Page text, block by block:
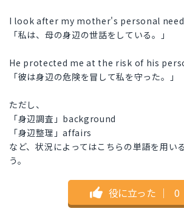
I look after my mother's personal
「私は、母の身辺の世話をしている。」
He protected me at the risk of his
「彼は身辺の危険を冒して私を守った。」
ただし、
「身辺調査」background
「身辺整理」affairs
など、状況によってはこちらの単語を用い
う。
役に立った ｜ 0